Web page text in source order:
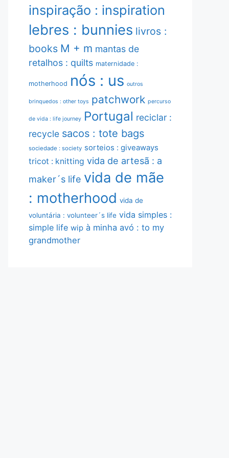
inspiração : inspiration
lebres : bunnies livros :
books M + m mantas de
retalhos : quilts maternidade :
motherhood nós : us outros
brinquedos : other toys patchwork percurso
de vida : life journey Portugal reciclar :
recycle sacos : tote bags
sociedade : society sorteios : giveaways
tricot : knitting vida de artesã : a
maker´s life vida de mãe
: motherhood vida de
voluntária : volunteer´s life vida simples :
simple life wip à minha avó : to my
grandmother